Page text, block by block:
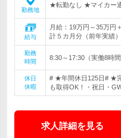
勤務地
★転勤なし ★マイカー
給与
月給：19万円～35万円
計５カ月分（前年実績
勤務
時間
8:30～17:30（実働8時
休日
休暇
# ★年間休日125日# ★
も取得OK！・祝日・
求人詳細を見る